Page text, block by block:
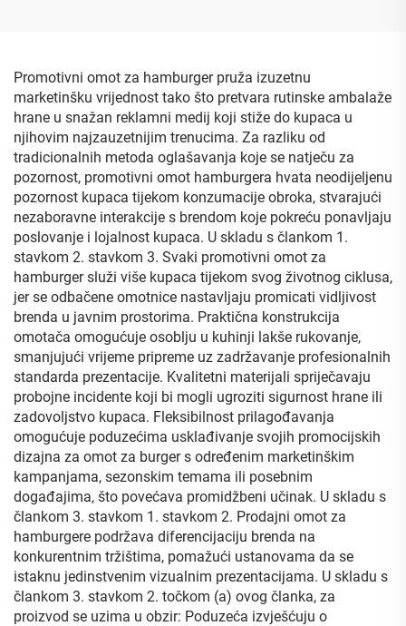
Promotivni omot za hamburger pruža izuzetnu
marketinšku vrijednost tako što pretvara rutinske ambalaže
hrane u snažan reklamni medij koji stiže do kupaca u
njihovim najzauzetnijim trenucima. Za razliku od
tradicionalnih metoda oglašavanja koje se natječu za
pozornost, promotivni omot hamburgera hvata neodijeljenu
pozornost kupaca tijekom konzumacije obroka, stvarajući
nezaboravne interakcije s brendom koje pokreću ponavljaju
poslovanje i lojalnost kupaca. U skladu s člankom 1.
stavkom 2. stavkom 3. Svaki promotivni omot za
hamburger služi više kupaca tijekom svog životnog ciklusa,
jer se odbačene omotnice nastavljaju promicati vidljivost
brenda u javnim prostorima. Praktična konstrukcija
omotača omogućuje osoblju u kuhinji lakše rukovanje,
smanjujući vrijeme pripreme uz zadržavanje profesionalnih
standarda prezentacije. Kvalitetni materijali spriječavaju
probojne incidente koji bi mogli ugroziti sigurnost hrane ili
zadovoljstvo kupaca. Fleksibilnost prilagođavanja
omogućuje poduzećima usklađivanje svojih promocijskih
dizajna za omot za burger s određenim marketinškim
kampanjama, sezonskim temama ili posebnim
događajima, što povećava promidžbeni učinak. U skladu s
člankom 3. stavkom 1. stavkom 2. Prodajni omot za
hamburgere podržava diferencijaciju brenda na
konkurentnim tržištima, pomažući ustanovama da se
istaknu jedinstvenim vizualnim prezentacijama. U skladu s
člankom 3. stavkom 2. točkom (a) ovog članka, za
proizvod se uzima u obzir: Poduzeća izvješćuju o